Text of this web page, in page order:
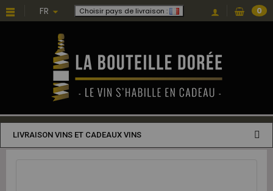
FR Choisir pays de livraison : 0
LIVRAISON VINS ET CADEAUX VINS